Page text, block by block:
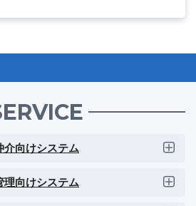
介向けシステム
理向けシステム